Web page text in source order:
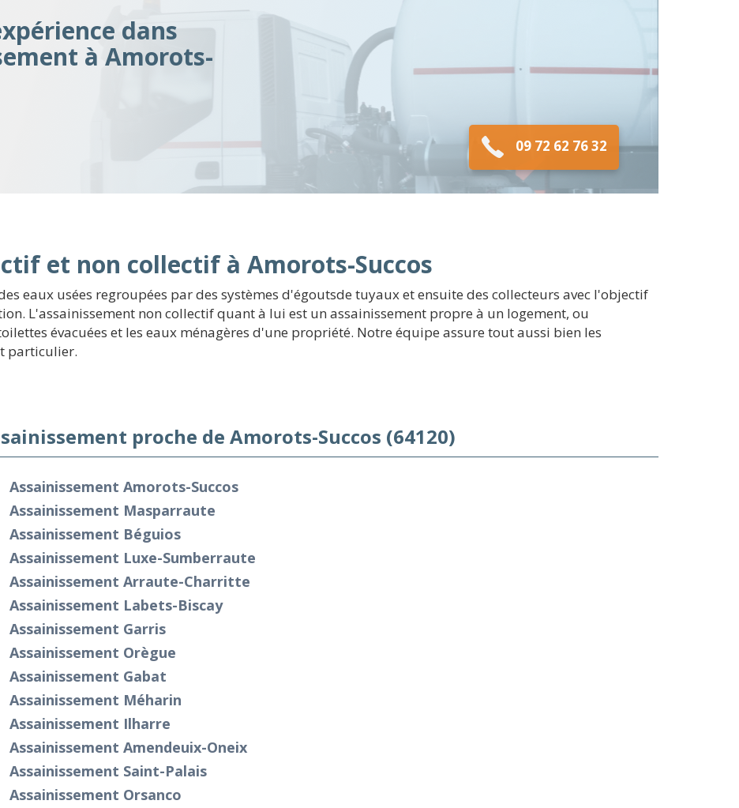
dans
à Amorots-
09 72 62 76 32
et non collectif à Amorots-Succos
eaux usées regroupées par des systèmes d'égoutsde tuyaux et ensuite des collecteurs avec l'objectif
L'assainissement non collectif quant à lui est un assainissement propre à un logement, ou
évacuées et les eaux ménagères d'une propriété. Notre équipe assure tout aussi bien les
particulier.
proche de Amorots-Succos (64120)
Assainissement Amorots-Succos
Assainissement Masparraute
Assainissement Béguios
Assainissement Luxe-Sumberraute
Assainissement Arraute-Charritte
Assainissement Labets-Biscay
Assainissement Garris
Assainissement Orègue
Assainissement Gabat
Assainissement Méharin
Assainissement Ilharre
Assainissement Amendeuix-Oneix
Assainissement Saint-Palais
Assainissement Orsanco